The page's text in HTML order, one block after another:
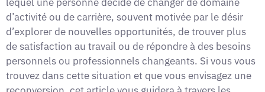
d’activité ou de carrière, souvent motivée par le désir
d’explorer de nouvelles opportunités, de trouver plus
de satisfaction au travail ou de répondre à des besoins
personnels ou professionnels changeants. Si vous vous
trouvez dans cette situation et que vous envisagez une